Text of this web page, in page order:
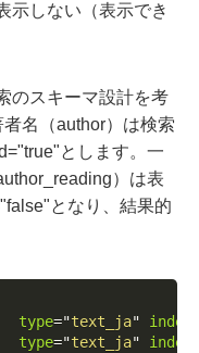
示しない（表示でき
のスキーマ設計を考
名（author）は検索
とします。一
）は表
となり、結果的
type="text_ja"
type="text_ja"